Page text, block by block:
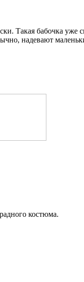
Такая бабочка уже
надевают
костюма.